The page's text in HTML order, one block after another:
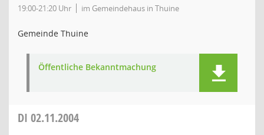
19:00-21:20 Uhr im Gemeindehaus in Thuine
Gemeinde Thuine
Öffentliche Bekanntmachung
DI 02.11.2004